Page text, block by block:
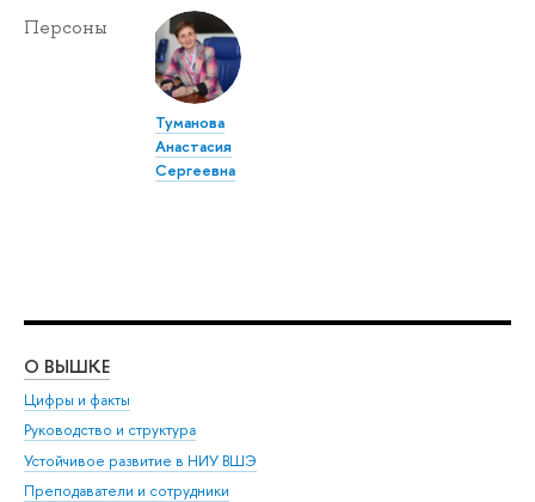
Персоны
Туманова
Анастасия
Сергеевна
О ВЫШКЕ
Цифры и факты
Руководство и структура
Устойчивое развитие в НИУ ВШЭ
Преподаватели и сотрудники